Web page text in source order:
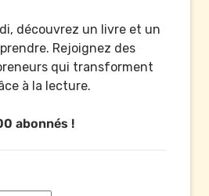
découvrez un livre et un
Rejoignez des
qui transforment
à la lecture.
abonnés !